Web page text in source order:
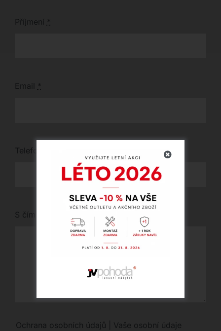
Příjmení *
Email *
Telefon
S čím vám můžeme pomoci?
Ochrana osobních údajů | Vaše osobní údaje